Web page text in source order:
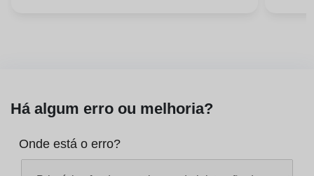
Há algum erro ou melhoria?
Onde está o erro?